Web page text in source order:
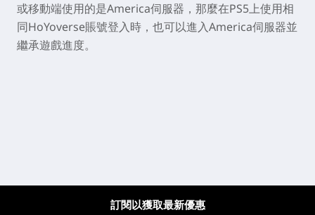
或移動端使用的是America伺服器，那麼在PS5上使用相
同HoYoverse賬號登入時，也可以進入America伺服器並
繼承遊戲進度。
訂閱以獲取最新優惠